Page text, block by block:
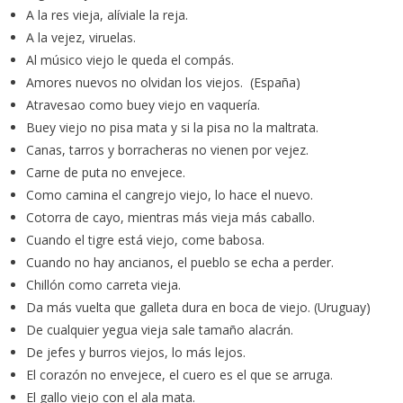
A la res vieja, alíviale la reja.
A la vejez, viruelas.
Al músico viejo le queda el compás.
Amores nuevos no olvidan los viejos. (España)
Atravesao como buey viejo en vaquería.
Buey viejo no pisa mata y si la pisa no la maltrata.
Canas, tarros y borracheras no vienen por vejez.
Carne de puta no envejece.
Como camina el cangrejo viejo, lo hace el nuevo.
Cotorra de cayo, mientras más vieja más caballo.
Cuando el tigre está viejo, come babosa.
Cuando no hay ancianos, el pueblo se echa a perder.
Chillón como carreta vieja.
Da más vuelta que galleta dura en boca de viejo. (Uruguay)
De cualquier yegua vieja sale tamaño alacrán.
De jefes y burros viejos, lo más lejos.
El corazón no envejece, el cuero es el que se arruga.
El gallo viejo con el ala mata.